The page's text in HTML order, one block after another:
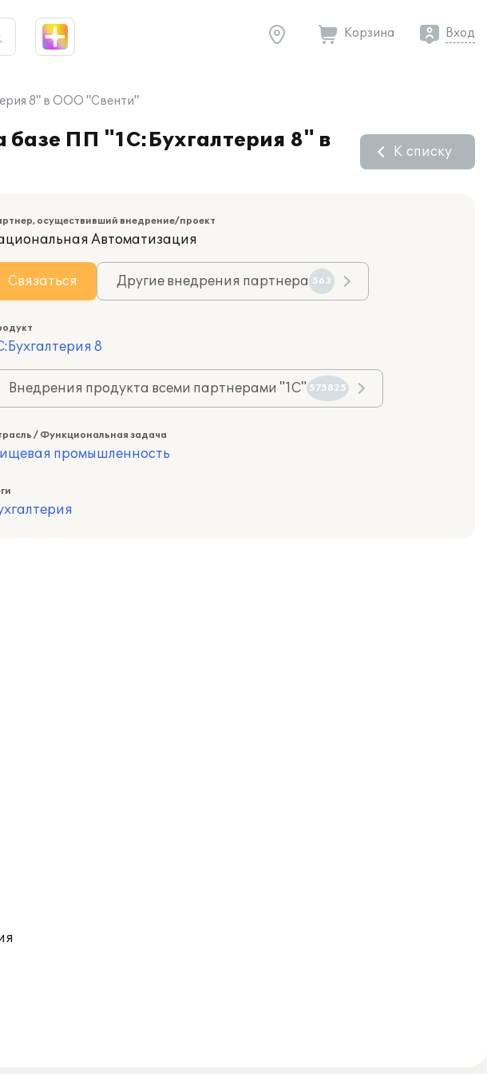
Корзина Вход
8" в ООО "Свенти"
базе ПП "1С:Бухгалтерия 8" в
К списку
осуществивший внедрение/проект
Автоматизация
Связаться Другие внедрения партнера 563
8
Внедрения продукта всеми партнерами "1С" 575825
/ Функциональная задача
промышленность